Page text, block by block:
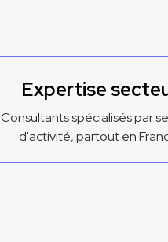
Expertise
Consultants spécialisés par
d'activité, partout en